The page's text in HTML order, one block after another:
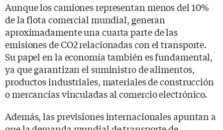
Aunque los camiones representan menos del 10%
de la flota comercial mundial, generan
aproximadamente una cuarta parte de las
emisiones de CO2 relacionadas con el transporte.
Su papel en la economía también es fundamental,
ya que garantizan el suministro de alimentos,
productos industriales, materiales de construcción
o mercancías vinculadas al comercio electrónico.
Además, las previsiones internacionales apuntan a